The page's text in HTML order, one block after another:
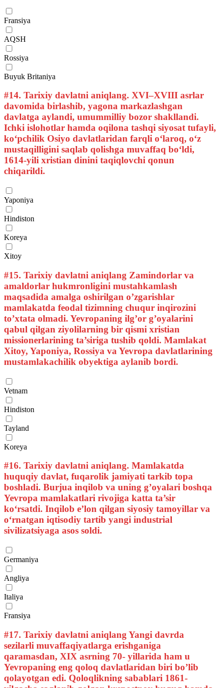
Fransiya
AQSH
Rossiya
Buyuk Britaniya
#14. Tarixiy davlatni aniqlang. XVI–XVIII asrlar
davomida birlashib, yagona markazlashgan
davlatga aylandi, umummilliy bozor shakllandi.
Ichki islohotlar hamda oqilona tashqi siyosat tufayli,
ko‘pchilik Osiyo davlatlaridan farqli o‘laroq, o‘z
mustaqilligini saqlab qolishga muvaffaq bo‘ldi,
1614-yili xristian dinini taqiqlovchi qonun
chiqarildi.
Yaponiya
Hindiston
Koreya
Xitoy
#15. Tarixiy davlatni aniqlang Zamindorlar va
amaldorlar hukmronligini mustahkamlash
maqsadida amalga oshirilgan o’zgarishlar
mamlakatda feodal tizimning chuqur inqirozini
to’xtata olmadi. Yevropaning ilg’or g’oyalarini
qabul qilgan ziyolilarning bir qismi xristian
missionerlarining ta’siriga tushib qoldi. Mamlakat
Xitoy, Yaponiya, Rossiya va Yevropa davlatlarining
mustamlakachilik obyektiga aylanib bordi.
Vetnam
Hindiston
Tayland
Koreya
#16. Tarixiy davlatni aniqlang. Mamlakatda
huquqiy davlat, fuqarolik jamiyati tarkib topa
boshladi. Burjua inqilob va uning g’oyalari boshqa
Yevropa mamlakatlari rivojiga katta ta’sir
ko‘rsatdi. Inqilob e’lon qilgan siyosiy tamoyillar va
o‘rnatgan iqtisodiy tartib yangi industrial
sivilizatsiyaga asos soldi.
Germaniya
Angliya
Italiya
Fransiya
#17. Tarixiy davlatni aniqlang Yangi davrda
sezilarli muvaffaqiyatlarga erishganiga
qaramasdan, XIX asrning 70- yillarida ham u
Yevropaning eng qoloq davlatlaridan biri bo’lib
qolayotgan edi. Qoloqlikning sabablari 1861-